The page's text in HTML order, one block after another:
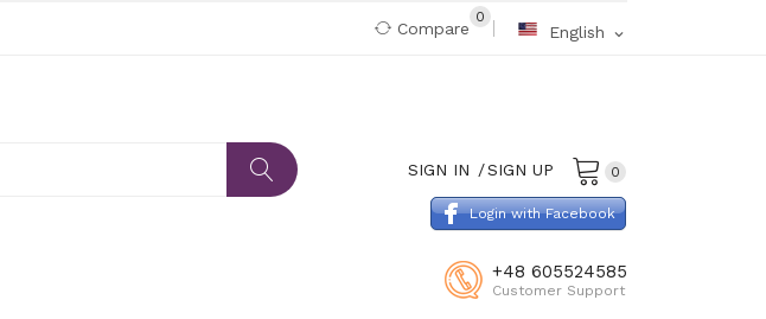
English expand_more
Compare
0
0
SIGN IN SIGN UP
+48 605524585
Customer Support
Login with Facebook